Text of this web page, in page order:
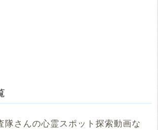
隊さんの心霊スポット探索動画な